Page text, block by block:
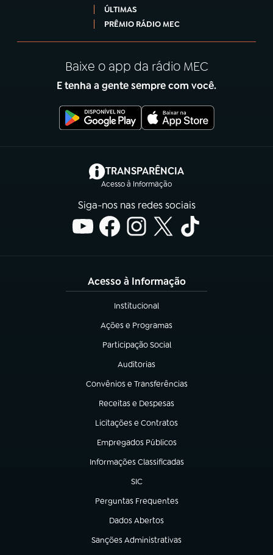
ÚLTIMAS
PRÊMIO RÁDIO MEC
Baixe o app da rádio MEC
E tenha a gente sempre com você.
TRANSPARÊNCIA
Acesso à Informação
(abre em nova aba)
Siga-nos nas redes sociais
Acesso à Informação
Institucional
(abre em nova aba)
Ações e Programas
(abre em nova aba)
Participação Social
(abre em nova aba)
Auditorias
(abre em nova aba)
Convênios e Transferências
(abre em nova aba)
Receitas e Despesas
(abre em nova aba)
Licitações e Contratos
(abre em nova aba)
Empregados Públicos
(abre em nova aba)
Informações Classificadas
(abre em nova aba)
SIC
(abre em nova aba)
Perguntas Frequentes
(abre em nova aba)
Dados Abertos
(abre em nova aba)
Sanções Administrativas
(abre em nova aba)